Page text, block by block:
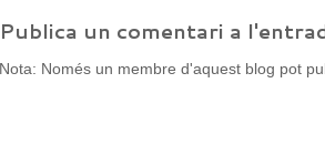
Publica un comentari a
Nota: Només un membre d'aquest blog pot